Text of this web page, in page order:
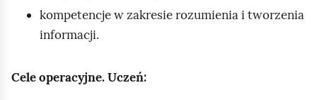
kompetencje w zakresie rozumienia i tworzenia
informacji.
Cele operacyjne. Uczeń: